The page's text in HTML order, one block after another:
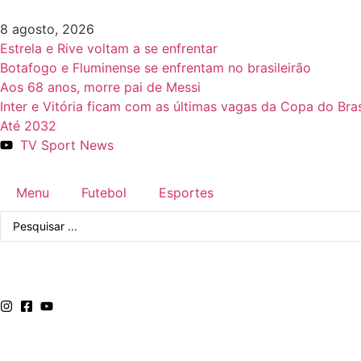
8 agosto, 2026
Estrela e Rive voltam a se enfrentar
Botafogo e Fluminense se enfrentam no brasileirão
Aos 68 anos, morre pai de Messi
Inter e Vitória ficam com as últimas vagas da Copa do
Até 2032
TV Sport News
Menu Futebol Esportes